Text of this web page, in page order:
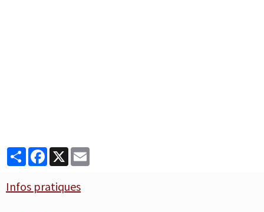
PartagerFacebook
X
Infos pratiques